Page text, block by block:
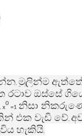
මුලින්ම
රටාව ඔස්සේ
x
0
=1 නිසා
එක වැඩි වේ
හැකියි